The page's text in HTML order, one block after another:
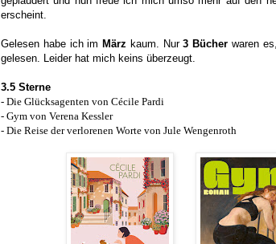
erscheint.
Gelesen habe ich im März kaum. Nur3 Bücher waren
gelesen. Leider hat mich keins überzeugt.
3.5 Sterne
- Die Glücksagenten von Cécile Pardi
- Gym von Verena Kessler
- Die Reise der verlorenen Worte von Jule Wengenroth